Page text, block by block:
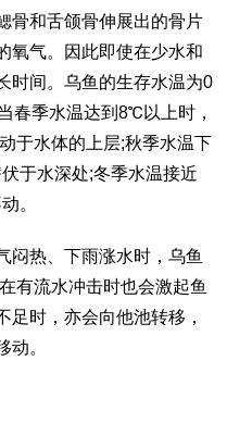
骨和舌颌骨伸展出的骨片
氧气。因此即使在少水和
时间。乌鱼的生存水温为0
季水温达到8℃以上时，
于水体的上层;秋季水温下
于水深处;冬季水温接近
。
闷热、下雨涨水时，乌鱼
有流水冲击时也会激起鱼
足时，亦会向他池转移，
动。